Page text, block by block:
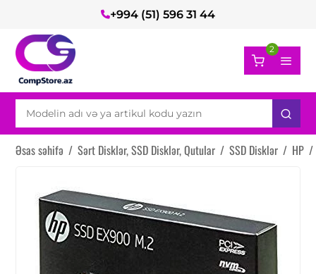
+994 (51) 596 31 44
2
Əsas səhifə / Sərt Disklər, SSD Disklər, Qutular / SSD Disklər / HP /